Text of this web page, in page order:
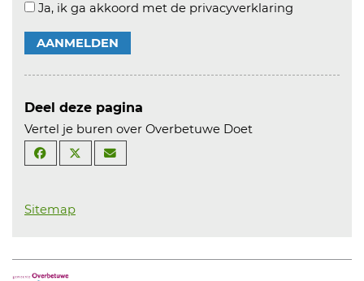
Ja, ik ga akkoord met de privacyverklaring
AANMELDEN
Deel deze pagina
Vertel je buren over Overbetuwe Doet
Sitemap